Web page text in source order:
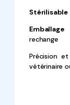
Stérilisable
Emballage
rechange
Précision
vétérinaire